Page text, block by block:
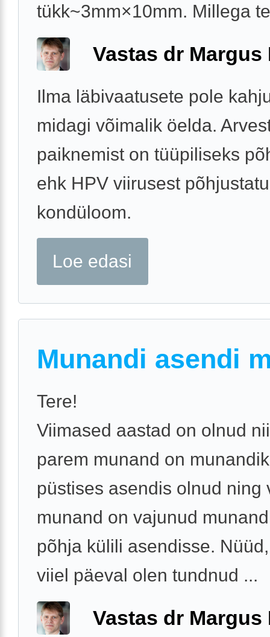
tükk~3mm×10mm. Millega
Vastas dr Margus
Ilma läbivaatusete pole
midagi võimalik öelda.
paiknemist on tüüpiliseks
ehk HPV viirusest
kondüloom.
Loe edasi
Munandi asendi
Tere!
Viimased aastad on olnud
parem munand on
püstises asendis olnud ning
munand on vajunud
põhja külili asendisse.
viiel päeval olen tundnud ...
Vastas dr Margus